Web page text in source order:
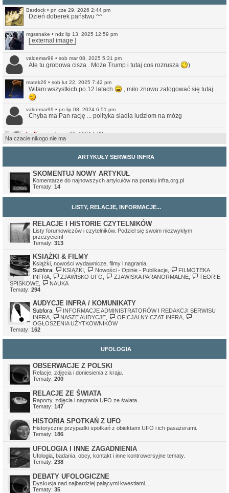
Bardock • pn cze 29, 2026 2:44 pm
Dzień doberek państwu ^^
mgssnake • ndz lip 13, 2025 12:59 pm
[ external image ]
valdemar99 • sob mar 08, 2025 5:31 pm
Ale tu grobowa cisza . Może Trump i tutaj cos rozrusza )
matek26 • sob lut 22, 2025 7:42 pm
Witam wszystkich po 12 latach , miło znowu zalogować się tutaj
valdemar99 • pn lip 08, 2024 6:51 pm
Chyba ma Pan rację ... polityka siadła ludziom na mózg
Ivellios sob cze 29, 2024 6:38 pm
Raczej wątpię. Ale przynajmniej jest teraz bardziej przystępna do
czytania na smartfonach. Nie jest może idealna, ale lepsze (a na
pewno czytelniejsze) to niż to co było wcześniej.
valdemar99•ndz cze 16, 2024 7:56 am
Może strona odżyje
Northwood
No i pięknie.
Przekonwertowałem Infrę na WordPressa:https://www.infra.org.pl/
Ivellios •sob gru 24, 2022 11:41 pm
Działają tylko awatary, które były wgrane na serwer. Awatary z
zewnętrznych serwerów mogą nie działać, z tego względu, że
serwery, na których były hostowane, zniknęły.
Na czacie nikogo nie ma
ARTYKUŁY SERWISU INFRA
SKOMENTUJ NOWY ARTYKUŁ
Komentarze do najnowszych artykułów na portalu infra.org.pl
Tematy: 14
LISTY, RELACJE, INFORMACJE...
RELACJE I HISTORIE CZYTELNIKÓW
Listy forumowiczów i czytelników. Podziel się swoim niezwykłym
przeżyciem!
Tematy: 313
KSIĄŻKI & FILMY
Książki, nowości wydawnicze, filmy i nagrania.
Subfora:
KSIĄŻKI Nowości - Opinie - Publikacje,
FILMOTEKA
INFRA
ZJAWISKO UFO ZJAWISKA PARANORMALNE,
TEORIE
SPISKOWE
NAUKA
Tematy: 294
AUDYCJE INFRA / KOMUNIKATY
Subfora:
INFORMACJE ADMINISTRATORÓW I REDAKCJI SERWISU
INFRA
NASZE AUDYCJE OFICJALNY CZAT INFRA,
OGŁOSZENIA UŻYTKOWNIKÓW
Tematy: 162
UFOLOGIA
OBSERWACJE Z POLSKI
Relacje, zdjęcia i doniesienia z kraju.
Tematy: 200
RELACJE ZE ŚWIATA
Raporty, zdjęcia i nagrania UFO ze świata.
Tematy: 147
HISTORIA SPOTKAŃ Z UFO
Historyczne przypadki spotkań z obiektami UFO i ich pasażerami.
Tematy: 186
UFOLOGIA I INNE ZAGADNIENIA
Ufologia, badania, obcy, kontakt i inne kontrowersyjne tematy.
Tematy: 238
DEBATY UFOLOGICZNE
Dyskusja nad najbardziej palącymi kwestiami...
Tematy: 35